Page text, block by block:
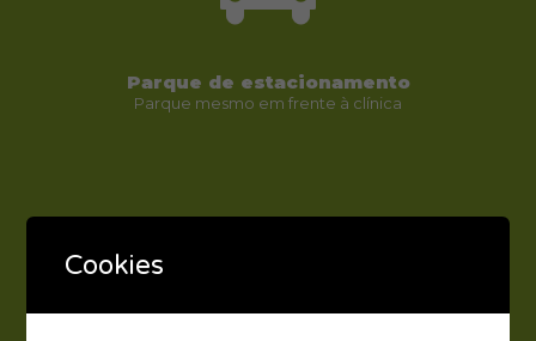
Parque de estacionamento
Parque mesmo em frente à clínica
Cookies